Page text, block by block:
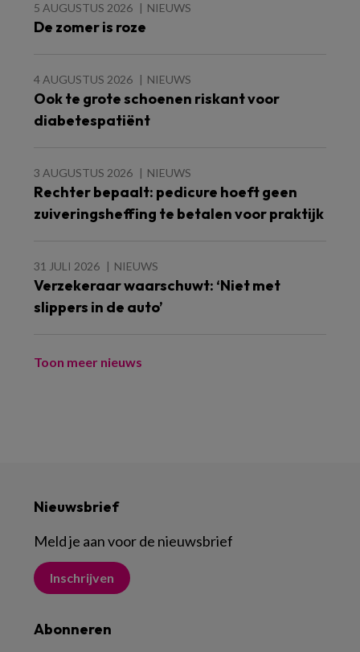
5 AUGUSTUS 2026 NIEUWS
De zomer is roze
4 AUGUSTUS 2026 NIEUWS
Ook te grote schoenen riskant voor
diabetespatiënt
3 AUGUSTUS 2026 NIEUWS
Rechter bepaalt: pedicure hoeft geen
zuiveringsheffing te betalen voor praktijk
31 JULI 2026 NIEUWS
Verzekeraar waarschuwt: ‘Niet met
slippers in de auto’
Toon meer nieuws
Nieuwsbrief
Meld je aan voor de nieuwsbrief
Inschrijven
Abonneren